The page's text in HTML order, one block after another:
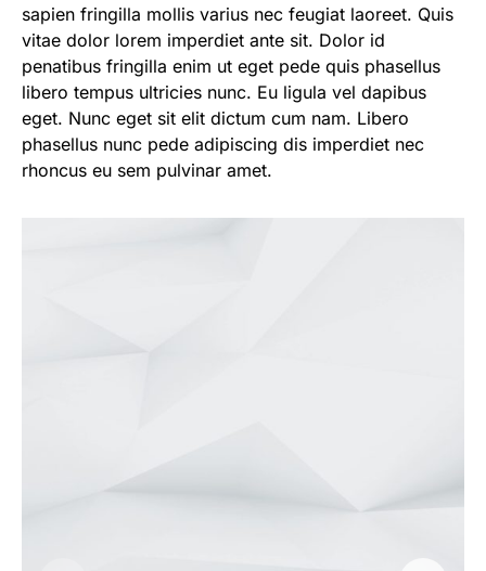
sapien fringilla mollis varius nec feugiat laoreet. Quis
vitae dolor lorem imperdiet ante sit. Dolor id
penatibus fringilla enim ut eget pede quis phasellus
libero tempus ultricies nunc. Eu ligula vel dapibus
eget. Nunc eget sit elit dictum cum nam. Libero
phasellus nunc pede adipiscing dis imperdiet nec
rhoncus eu sem pulvinar amet.